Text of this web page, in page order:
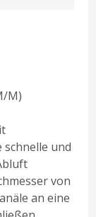
M)
schnelle und
von
an eine